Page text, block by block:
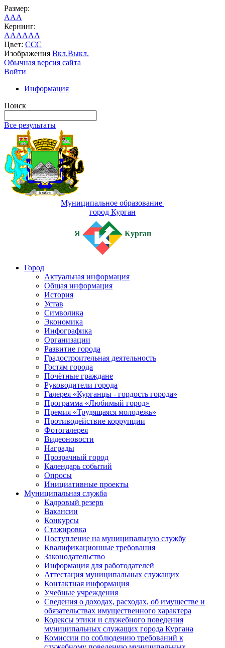
Размер:
AAA
Кернинг:
AAAAAA
Цвет: CCC
Изображения Вкл.Выкл.
Обычная версия сайта
Войти
Информация
Поиск
Все результаты
Муниципальное образование
город Курган
Я Курган
Город
Актуальная информация
Общая информация
История
Устав
Символика
Экономика
Инфографика
Организации
Развитие города
Градостроительная деятельность
Гостям города
Почётные граждане
Руководители города
Галерея «Курганцы - гордость города»
Программа «Любимый город»
Премия «Трудящаяся молодежь»
Противодействие коррупции
Фотогалерея
Видеоновости
Награды
Прозрачный город
Календарь событий
Опросы
Инициативные проекты
Муниципальная служба
Кадровый резерв
Вакансии
Конкурсы
Стажировка
Поступление на муниципальную службу
Квалификационные требования
Законодательство
Информация для работодателей
Аттестация муниципальных служащих
Контактная информация
Учебные учреждения
Сведения о доходах, расходах, об имуществе и
обязательствах имущественного характера
Кодексы этики и служебного поведения
муниципальных служащих города Кургана
Комиссии по соблюдению требований к